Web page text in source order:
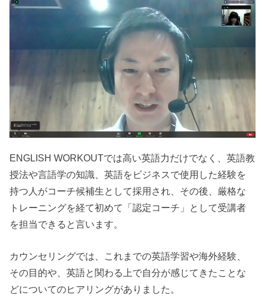
ENGLISH WORKOUTでは高い英語力だけでなく、英語教
授法や言語学の知識、英語をビジネスで使用した経験を
持つ人がコーチ候補生として採用され、その後、厳格な
トレーニングを経て初めて「認定コーチ」として受講者
を担当できると言います。
カウンセリングでは、これまでの英語学習や海外経験、
その目的や、英語と関わる上で自分が感じてきたことな
どについてのヒアリングがありました。